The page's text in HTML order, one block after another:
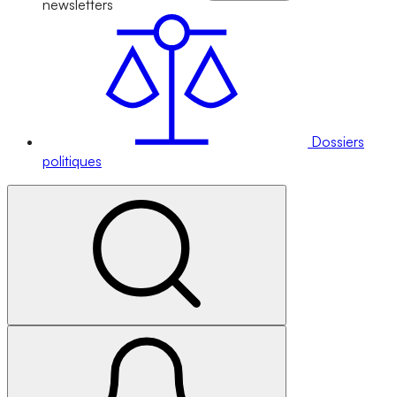
newsletters
Dossiers
politiques